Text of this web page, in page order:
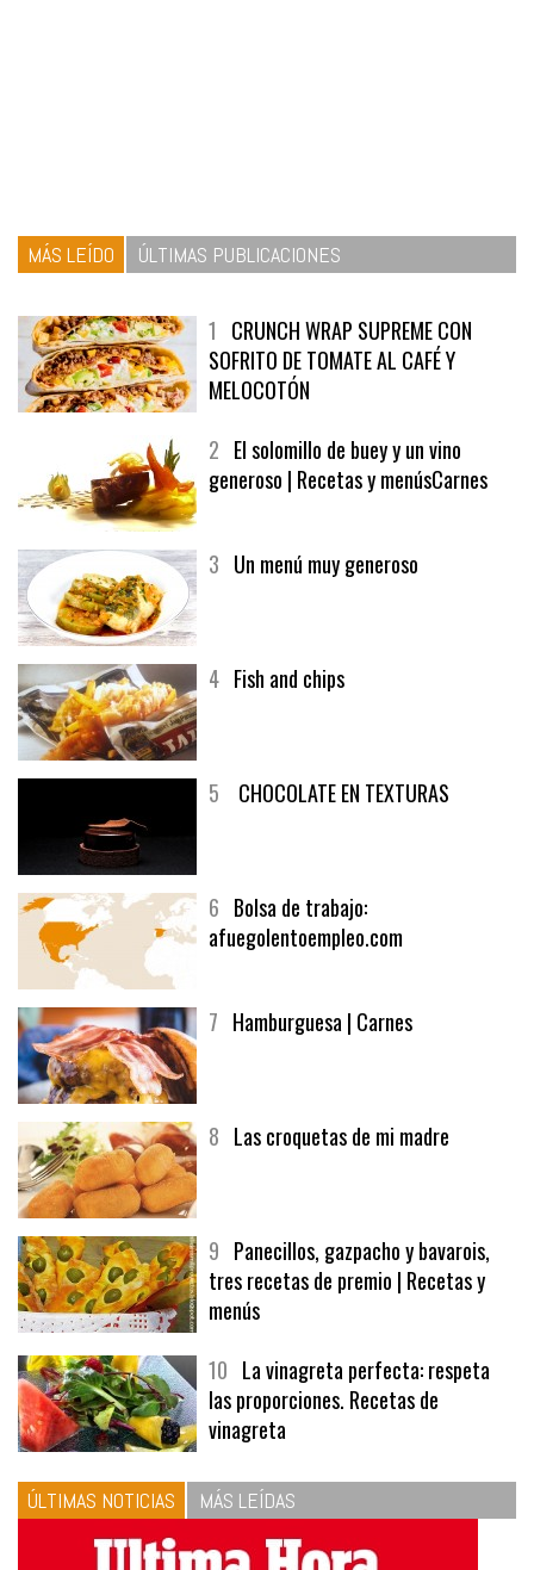
MÁS LEÍDO ÚLTIMAS PUBLICACIONES
1 CRUNCH WRAP SUPREME CON
SOFRITO DE TOMATE AL CAFÉ Y
MELOCOTÓN
2 El solomillo de buey y un vino
generoso | Recetas y menúsCarnes
3 Un menú muy generoso
4 Fish and chips
5 CHOCOLATE EN TEXTURAS
6 Bolsa de trabajo:
afuegolentoempleo.com
7 Hamburguesa | Carnes
8 Las croquetas de mi madre
9 Panecillos, gazpacho y bavarois,
tres recetas de premio | Recetas y
menús
10 La vinagreta perfecta: respeta
las proporciones. Recetas de
vinagreta
ÚLTIMAS NOTICIAS MÁS LEÍDAS